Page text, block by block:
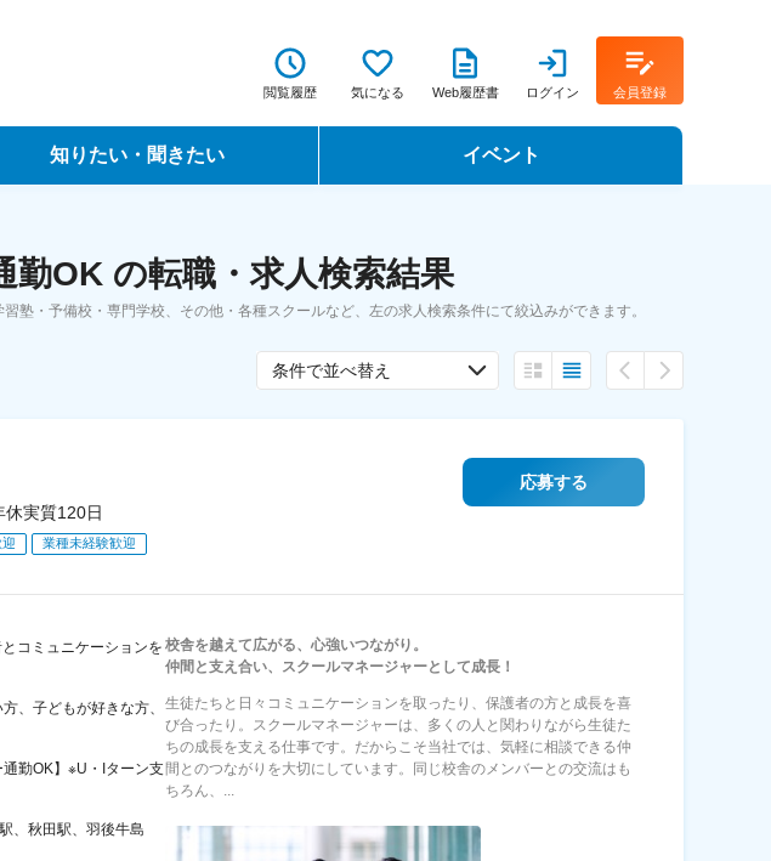
閲覧履歴 気になる Web履歴書 ログイン 会員登録
知りたい・聞きたい
タで見る転職
イベント
転職フェア
勤OK の転職・求人検索結果
塾・予備校・専門学校、その他・各種スクールなど、左の求人検索条件にて絞込みができます。
条件で並べ替え
休実質120日
業種未経験歓迎
応募する
コミュニケーションを
、子どもが好きな方、
勤OK】※U・Iターン支
、秋田駅、羽後牛島
校舎を越えて広がる、心強いつながり。
仲間と支え合い、スクールマネージャーとして成長！
生徒たちと日々コミュニケーションを取ったり、保護者の方と成長を喜
び合ったり。スクールマネージャーは、多くの人と関わりながら生徒た
ちの成長を支える仕事です。だからこそ当社では、気軽に相談できる仲
間とのつながりを大切にしています。同じ校舎のメンバーとの交流はも
ちろん、...